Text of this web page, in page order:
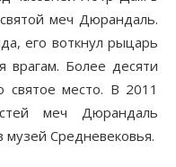
меч Дюрандаль.
его воткнул рыцарь
врагам. Более десяти
святое место. В 2011
меч Дюрандаль
музей Средневековья.